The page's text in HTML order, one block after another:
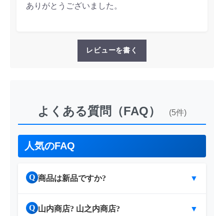
ありがとうございました。
レビューを書く
よくある質問（FAQ） (5件)
人気のFAQ
Q 商品は新品ですか? ▼
Q 山内商店? 山之内商店? ▼